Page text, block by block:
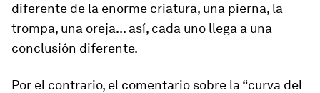
diferente de la enorme criatura, una pierna, la
trompa, una oreja... así, cada uno llega a una
conclusión diferente.
Por el contrario, el comentario sobre la “curva del